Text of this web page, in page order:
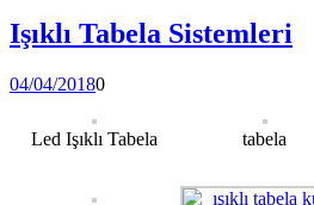
Işıklı Tabela Sistemleri
04/04/20180
Led Işıklı Tabela tabela